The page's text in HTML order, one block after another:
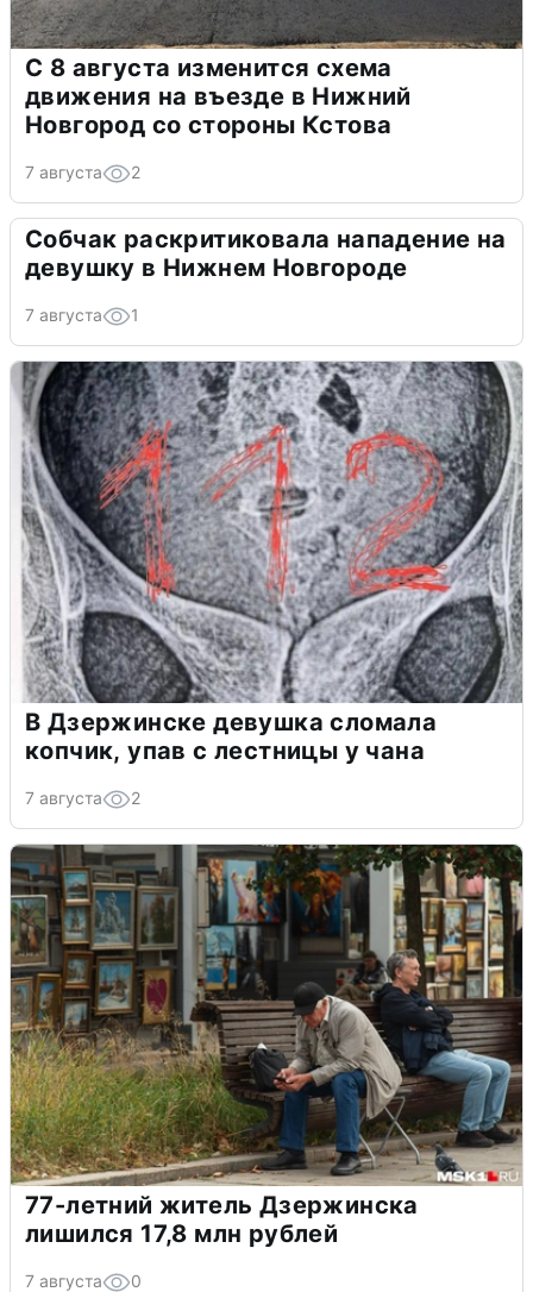
С 8 августа изменится схема
движения на въезде в Нижний
Новгород со стороны Кстова
7 августа 2
Собчак раскритиковала нападение на
девушку в Нижнем Новгороде
7 августа 1
В Дзержинске девушка сломала
копчик, упав с лестницы у чана
7 августа 2
77-летний житель Дзержинска
лишился 17,8 млн рублей
7 августа 0